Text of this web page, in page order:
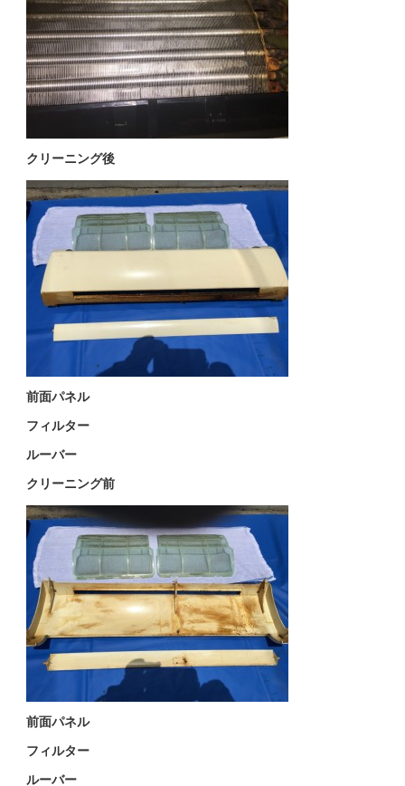
クリーニング後
前面パネル
フィルター
ルーバー
クリーニング前
前面パネル
フィルター
ルーバー